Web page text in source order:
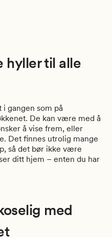
hyller til alle
i gangen som på
De kan være med å
å vise frem, eller
Det finnes utrolig mange
så det bør ikke være
ditt hjem – enten du har
med